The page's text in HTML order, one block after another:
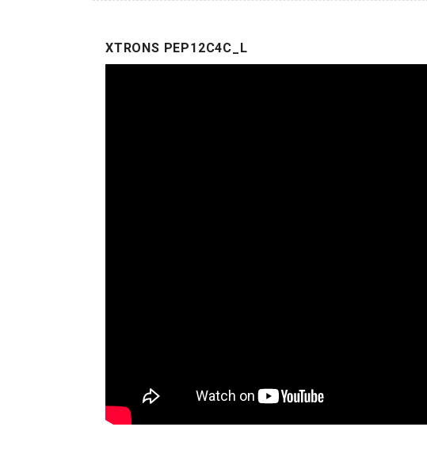
XTRONS PEP12C4C_L